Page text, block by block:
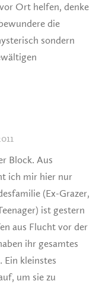
Ort helfen, denke
die
sondern
Block. Aus
ich mir hier nur
(Ex-Grazer,
ist gestern
aus Flucht vor der
ihr gesamtes
Ein kleinstes
um sie zu